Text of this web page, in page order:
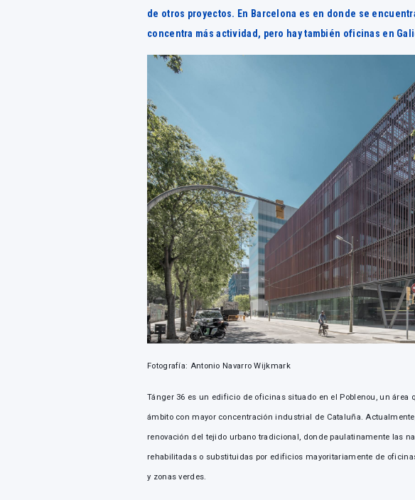
de otros proyectos. En Barcelona es en donde se
concentra más actividad, pero hay también oficinas en
Fotografía: Antonio Navarro Wijkmark
Tánger 36 es un edificio de oficinas situado en el Poblenou, un área
ámbito con mayor concentración industrial de Cataluña.
renovación del tejido urbano tradicional, donde paulatinamente las
rehabilitadas o substituidas por edificios mayoritariamente de
y zonas verdes.